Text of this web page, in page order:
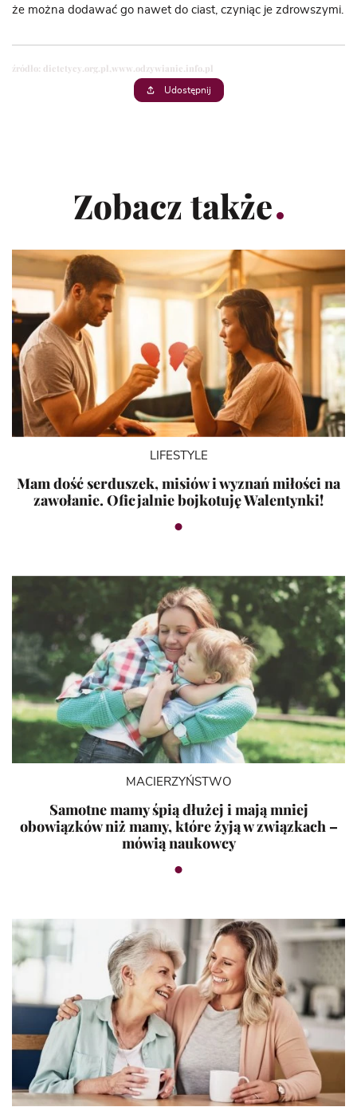
że można dodawać go nawet do ciast, czyniąc je zdrowszymi.
źródło: dietetycy.org.pl,www.odzywianie.info.pl
Udostępnij
Zobacz także
LIFESTYLE
Mam dość serduszek, misiów i wyznań miłości na
zawołanie. Oficjalnie bojkotuję Walentynki!
MACIERZYŃSTWO
Samotne mamy śpią dłużej i mają mniej
obowiązków niż mamy, które żyją w związkach –
mówią naukowcy